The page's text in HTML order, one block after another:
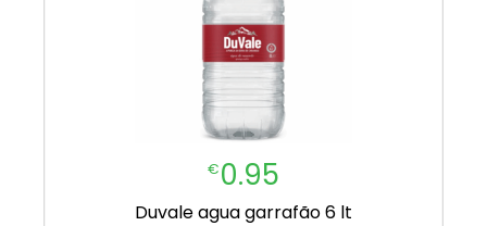
€0.95
duvale agua garrafão 6 lt